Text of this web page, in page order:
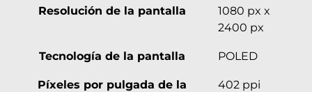
Resolución de la pantalla
1080 px x
2400 px
Tecnología de la pantalla POLED
Píxeles por pulgada de la
402 ppi